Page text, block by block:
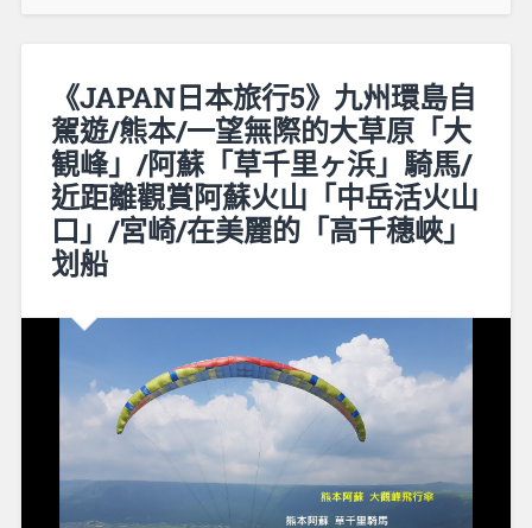
《JAPAN日本旅行5》九州環島自
駕遊/熊本/一望無際的大草原「大
観峰」/阿蘇「草千里ヶ浜」騎馬/
近距離觀賞阿蘇火山「中岳活火山
口」/宮崎/在美麗的「高千穗峽」
划船